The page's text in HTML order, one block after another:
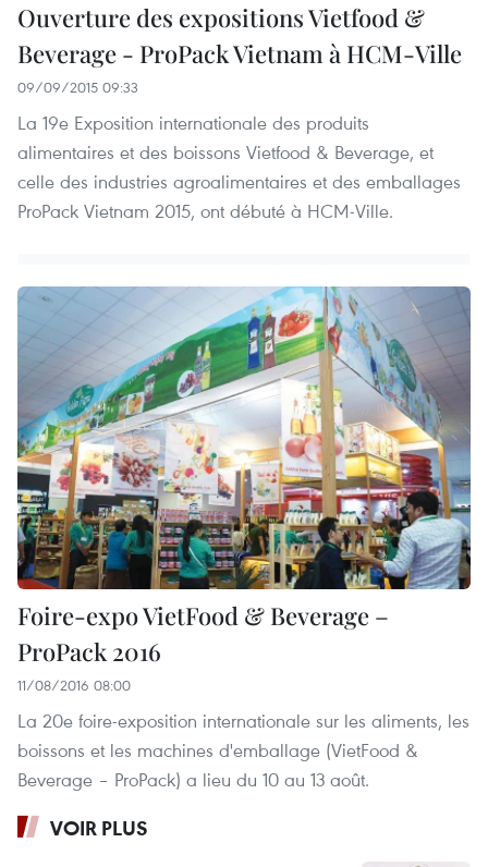
Ouverture des expositions Vietfood &
Beverage - ProPack Vietnam à HCM-Ville
09/09/2015 09:33
La 19e Exposition internationale des produits
alimentaires et des boissons Vietfood & Beverage, et
celle des industries agroalimentaires et des emballages
ProPack Vietnam 2015, ont débuté à HCM-Ville.
Foire-expo VietFood & Beverage –
ProPack 2016
11/08/2016 08:00
La 20e foire-exposition internationale sur les aliments, les
boissons et les machines d'emballage (VietFood &
Beverage – ProPack) a lieu du 10 au 13 août.
VOIR PLUS